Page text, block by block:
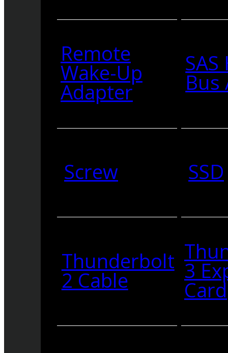
Remote
Wake-Up
Adapter Bus
Screw SSD
Thunderbolt
2 Cable 3
Card